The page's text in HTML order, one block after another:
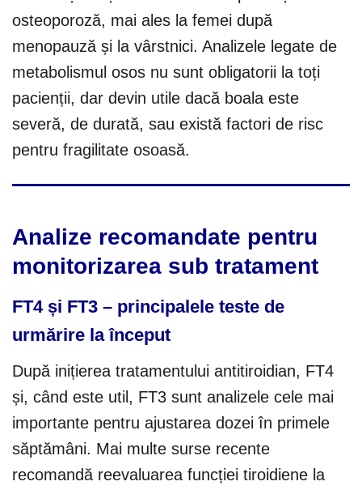
osteoporoză, mai ales la femei după
menopauză și la vârstnici. Analizele legate de
metabolismul osos nu sunt obligatorii la toți
pacienții, dar devin utile dacă boala este
severă, de durată, sau există factori de risc
pentru fragilitate osoasă.
Analize recomandate pentru
monitorizarea sub tratament
FT4 și FT3 – principalele teste de
urmărire la început
După inițierea tratamentului antitiroidian, FT4
și, când este util, FT3 sunt analizele cele mai
importante pentru ajustarea dozei în primele
săptămâni. Mai multe surse recente
recomandă reevaluarea funcției tiroidiene la